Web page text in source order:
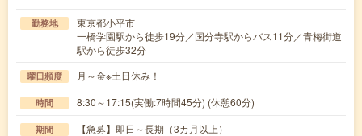
勤務地
東京都小平市
一橋学園駅から徒歩19分／国分寺駅からバス11分／青梅街道
駅から徒歩32分
曜日頻度 月～金※土日休み！
時間 8:30～17:15(実働:7時間45分) (休憩60分)
期間 【急募】即日～長期（3カ月以上）